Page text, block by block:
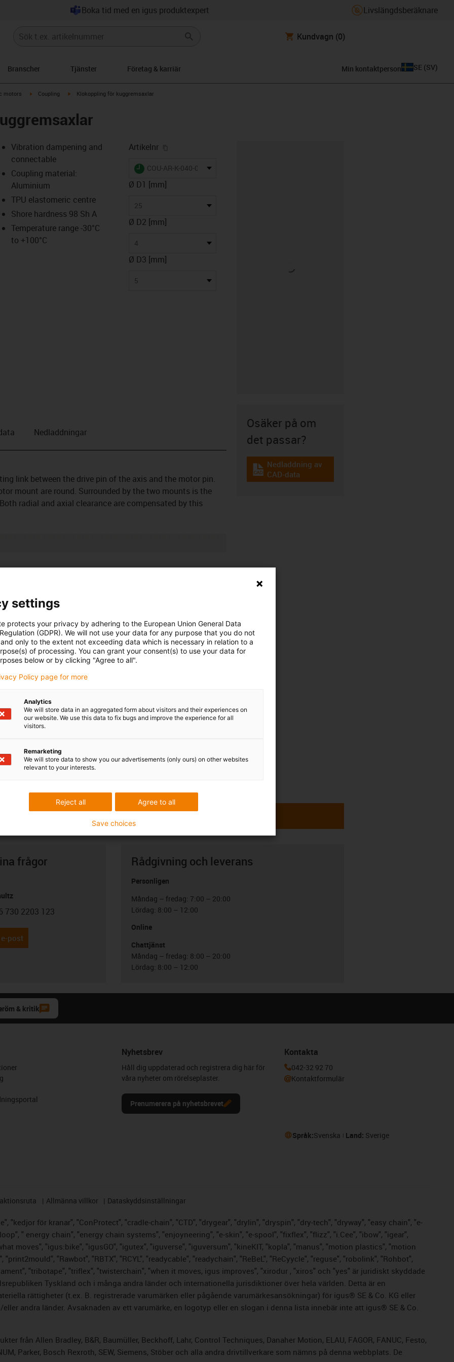
Boka tid med en igus produktexpert Livslängdsberäknare
Kundvagn (0)
Branscher Tjänster Företag & karriär Min kontaktperson SE (SV)
arrow-right
motors igus-icon-arrow-right
Coupling igus-icon-arrow-right
Klokoppling för kuggremsaxlar
icon-lupe
icon-lupe
icon-lupe
Vibration dampening and
connectable
Coupling material:
Aluminium
TPU elastomeric centre
Shore hardness 98 Sh A
Temperature range -30°C
to +100°C
Artikelnr
igus-icon-lieferzeit
COU-AR-K-040-050-25-26-B-AAAA
Ø D1 [mm]
25
Ø D2 [mm]
4
Ø D3 [mm]
5
Nedladdningar
link between the drive pin of the axis and the motor pin.
mount are round. Surrounded by the two mounts is the
radial and axial clearance are compensated by this
transmission, hollow coupling for shaft length
clutch series
thanks to wavelength equalisation
Osäker på om
det passar?
igus-icon-cad-dateien
Nedladdning av
CAD-data
frågor
phone
730 2203 123
post
Rådgivning och leverans
Personligen
Måndag – fredag: 7:00 – 20:00
Lördag: 8:00 – 12:00
Online
Chattjänst
Måndag – fredag: 8:00 – 20:00
Lördag: 8:00 – 12:00
& kritik
Nyhetsbrev
Håll dig uppdaterad och registrera dig här för
våra nyheter om rörelseplaster.
Prenumerera på nyhetsbrevet
Kontakta
042-32 92 70
Kontaktformulär
Språk:Svenska Land: Sverige
Allmänna villkor Dataskyddsinställningar
"kedjor för kranar", "ConProtect", "cradle-chain", "CTD", "drygear", "drylin", "dryspin", "dry-tech", "dryway", "easy chain", "e-
" energy chain", "energy chain systems", "enjoyneering", "e-skin", "e-spool", "fixflex", "flizz", "i.Cee", "ibow", "igear",
moves", "igus:bike", "igusGO", "igutex", "iguverse", "iguversum", "kineKIT, "kopla", "manus", "motion plastics", "motion
"Rawbot", "RBTX", "RCYL", "readycable", "readychain", "ReBeL", "ReCyycle", "reguse", "robolink", "Rohbot",
"tribotape", "triflex", "twisterchain", "when it moves, igus improves", "xirodur , "xiros" och "yes" är juridiskt skyddade
Tyskland och i många andra länder och internationella jurisdiktioner över hela världen. Detta är en
rättigheter (t.ex. B. registrerade varumärken eller pågående varumärkesansökningar) för igus® SE & Co. KG eller
andra länder. Avsaknaden av ett varumärke, en logotyp eller en slogan i denna lista innebär inte att igus® SE & Co.
från Allen Bradley, B&R, Baumüller, Beckhoff, Lahr, Control Techniques, Danaher Motion, ELAU, FAGOR, FANUC, Festo,
Parker, Bosch Rexroth, SEW, Siemens, Stöber och alla andra drivtillverkare som nämns på denna webbplats. De
settings
protects your privacy by adhering to the European Union General Data
(GDPR). We will not use your data for any purpose that you do not
only to the extent not exceeding data which is necessary in relation to a
of processing. You can grant your consent(s) to use your data for
below or by clicking "Agree to all".
Policy page for more
Analytics
We will store data in an aggregated form about visitors and their experiences on
our website. We use this data to fix bugs and improve the experience for all
visitors.
Remarketing
We will store data to show you our advertisements (only ours) on other websites
relevant to your interests.
Agree to all
Reject all
Save choices